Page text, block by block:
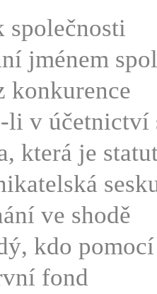
společnosti
jménem
konkurence
li v účetnictví
která je
ve shodě
kdo
fond